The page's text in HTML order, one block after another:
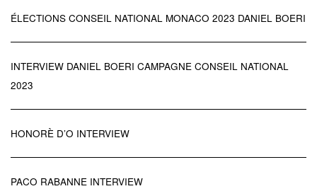
ÉLECTIONS CONSEIL NATIONAL MONACO 2023 DANIEL BOERI
INTERVIEW DANIEL BOERI CAMPAGNE CONSEIL NATIONAL
2023
HONORÈ D’O INTERVIEW
PACO RABANNE INTERVIEW